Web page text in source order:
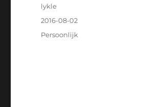
Author
lykle
Posted
on
2016-08-02
Categories
Persoonlijk